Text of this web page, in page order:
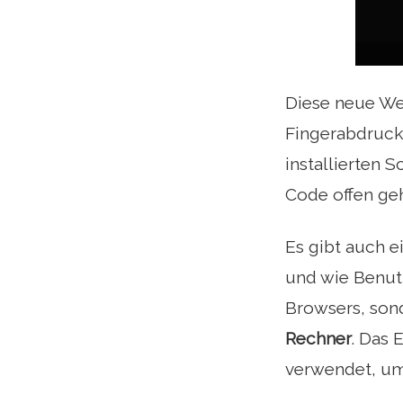
Diese neue
installierten
Code offen
Es gibt auch
und wie
Browsers,
Rechner. Das
verwendet,